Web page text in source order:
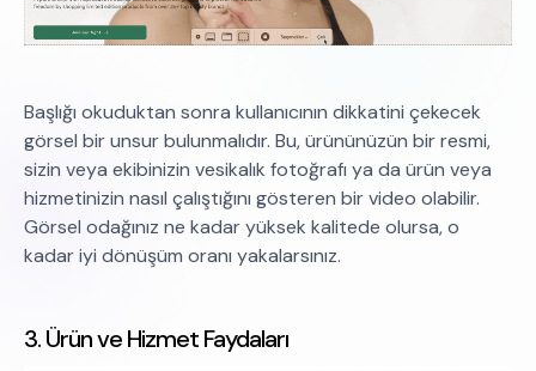
Başlığı okuduktan sonra kullanıcının dikkatini çekecek
görsel bir unsur bulunmalıdır. Bu, ürününüzün bir resmi,
sizin veya ekibinizin vesikalık fotoğrafı ya da ürün veya
hizmetinizin nasıl çalıştığını gösteren bir video olabilir.
Görsel odağınız ne kadar yüksek kalitede olursa, o
kadar iyi dönüşüm oranı yakalarsınız.
3. Ürün ve Hizmet Faydaları